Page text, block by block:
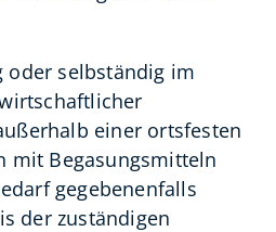
oder selbständig im
einer ortsfesten
mit Begasungsmitteln
gegebenenfalls
der zuständigen